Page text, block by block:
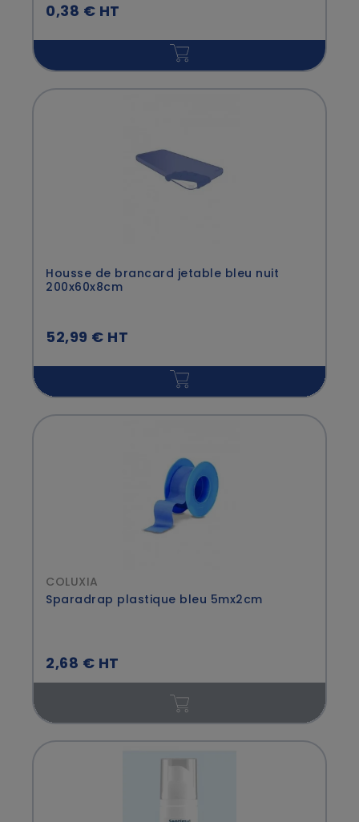
0,38 € HT
Housse de brancard jetable bleu nuit
200x60x8cm
52,99 € HT
COLUXIA
Sparadrap plastique bleu 5mx2cm
2,68 € HT